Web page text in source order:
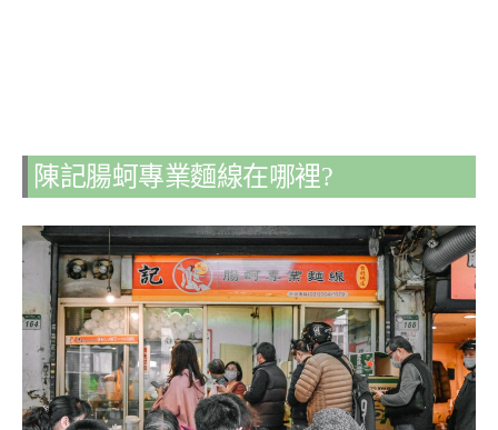
陳記腸蚵專業麵線在哪裡?